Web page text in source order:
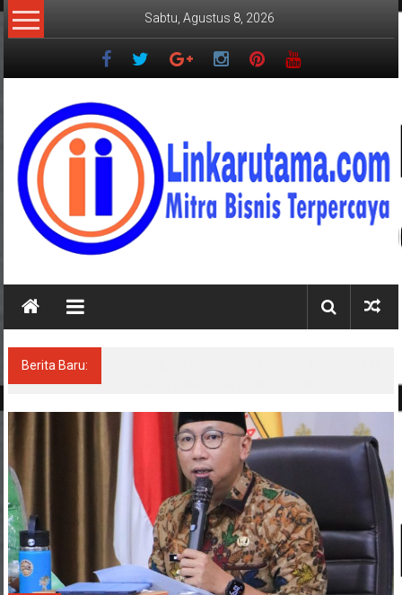
Lompat
ke
Sabtu, Agustus 8, 2026
LINKARUTAMA.COM
Mitra
Terpercaya
Berita Baru: